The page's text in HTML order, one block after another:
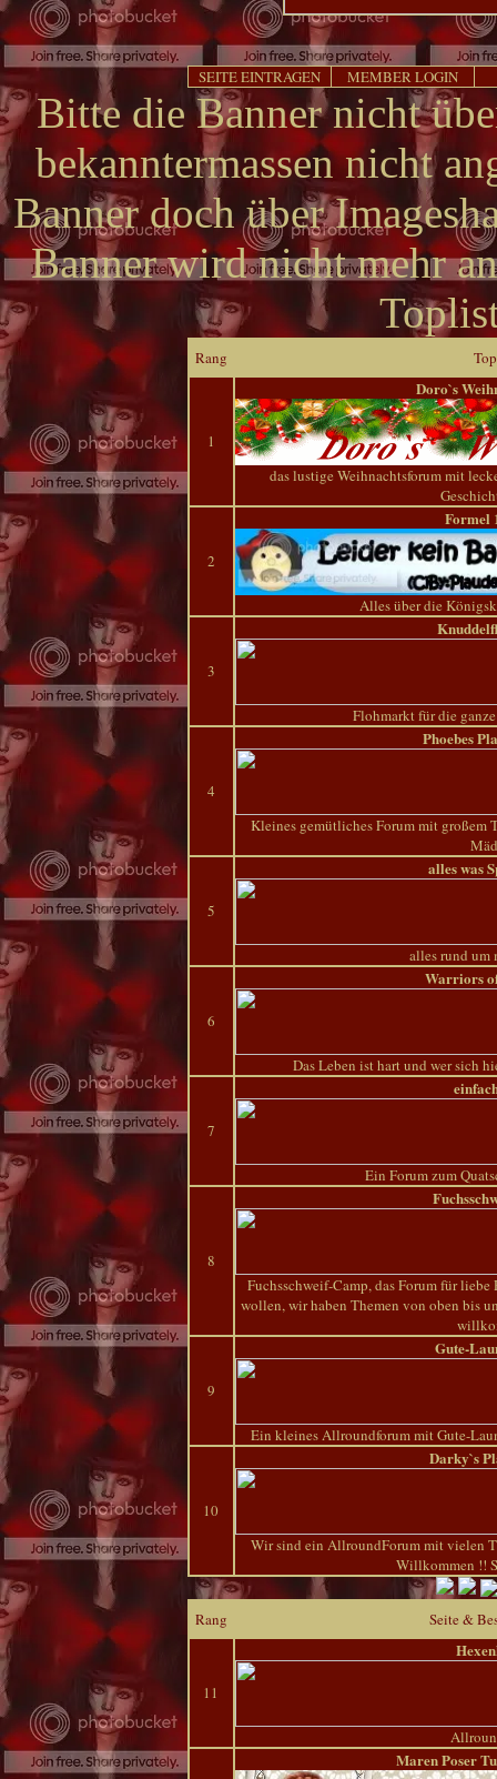
SEITE EINTRAGEN MEMBER LOGIN
Bitte die Banner nicht
bekanntermassen nicht
Banner doch über
Banner wird nicht mehr
Rang
1
Doro`s
das lustige Weihnachtsforum mit
2
Formel
Alles über die
3
Flohmarkt für die
4
Phoebes
Kleines gemütliches Forum mit großem
5
alles was
alles rund um
6
Warriors
Das Leben ist hart und wer sich
7
Ein Forum zum
8
Fuchsschweif-Camp, das Forum für
wollen, wir haben Themen von oben bis
9
Gute-
Ein kleines Allroundforum mit Gute-
10
Darky`s
Wir sind ein AllroundForum mit vielen
Willkommen !!
Rang Seite &
11
Maren Poser